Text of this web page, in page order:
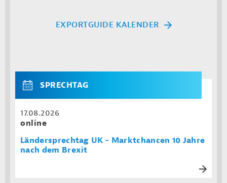
EXPORTGUIDE KALENDER
SPRECHTAG
17.08.2026
online
Ländersprechtag UK - Marktchancen 10 Jahre
nach dem Brexit